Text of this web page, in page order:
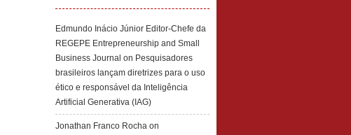
Edmundo Inácio Júnior Editor-Chefe da
REGEPE Entrepreneurship and Small
Business Journal on Pesquisadores
brasileiros lançam diretrizes para o uso
ético e responsável da Inteligência
Artificial Generativa (IAG)
Jonathan Franco Rocha on